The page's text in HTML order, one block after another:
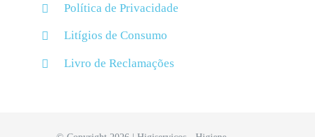
Política de Privacidade
Litígios de Consumo
Livro de Reclamações